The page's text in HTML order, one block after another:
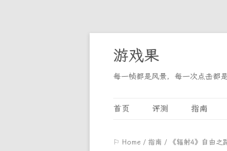
游戏果
每一帧都是风景，每一次点击都是
首页 评测 指南
⚐ Home / 指南 / 《辐射4》自由